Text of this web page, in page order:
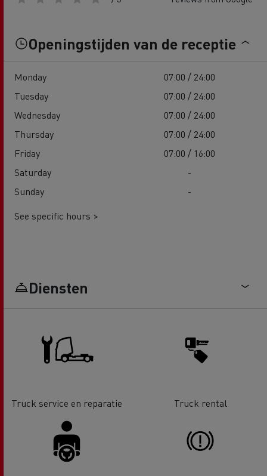
Openingstijden van de receptie
Monday
07:00 / 24:00
Tuesday
07:00 / 24:00
Wednesday
07:00 / 24:00
Thursday
07:00 / 24:00
Friday
07:00 / 16:00
Saturday
-
Sunday
-
See specific hours >
Diensten
Truck service en reparatie Truck rental